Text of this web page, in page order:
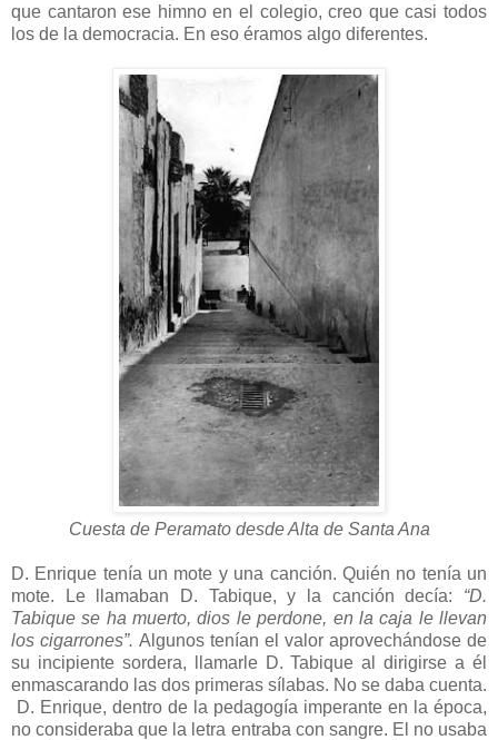
que cantaron ese himno en el colegio, creo que casi todos
los de la democracia. En eso éramos algo diferentes.
Cuesta de Peramato desde Alta de Santa Ana
D. Enrique tenía un mote y una canción. Quién no tenía un
mote. Le llamaban D. Tabique, y la canción decía: “D.
Tabique se ha muerto, dios le perdone, en la caja le llevan
los cigarrones”. Algunos tenían el valor aprovechándose de
su incipiente sordera, llamarle D. Tabique al dirigirse a él
enmascarando las dos primeras sílabas. No se daba cuenta.
D. Enrique, dentro de la pedagogía imperante en la época,
no consideraba que la letra entraba con sangre. El no usaba